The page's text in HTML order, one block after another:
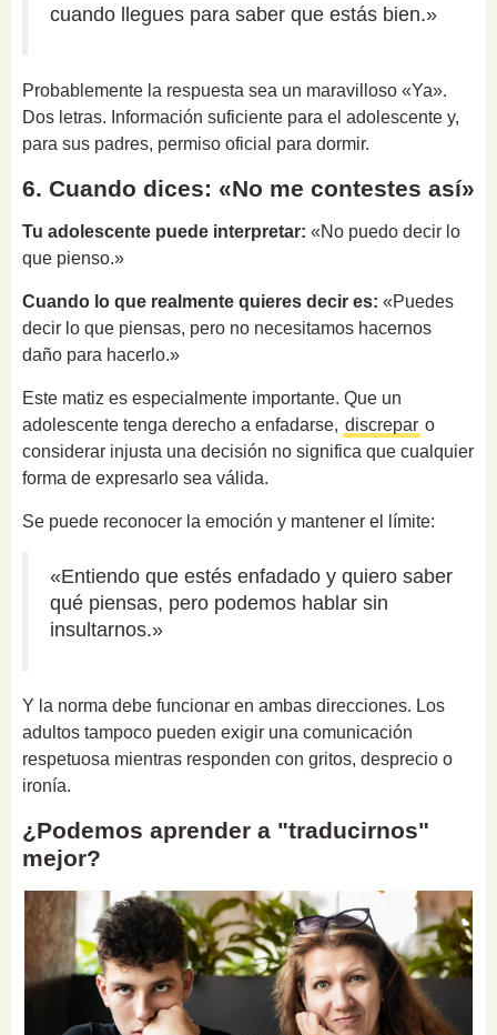
cuando llegues para saber que estás bien.»
Probablemente la respuesta sea un maravilloso «Ya».
Dos letras. Información suficiente para el adolescente y,
para sus padres, permiso oficial para dormir.
6. Cuando dices: «No me contestes así»
Tu adolescente puede interpretar: «No puedo decir lo
que pienso.»
Cuando lo que realmente quieres decir es: «Puedes
decir lo que piensas, pero no necesitamos hacernos
daño para hacerlo.»
Este matiz es especialmente importante. Que un
adolescente tenga derecho a enfadarse, discrepar o
considerar injusta una decisión no significa que cualquier
forma de expresarlo sea válida.
Se puede reconocer la emoción y mantener el límite:
«Entiendo que estés enfadado y quiero saber
qué piensas, pero podemos hablar sin
insultarnos.»
Y la norma debe funcionar en ambas direcciones. Los
adultos tampoco pueden exigir una comunicación
respetuosa mientras responden con gritos, desprecio o
ironía.
¿Podemos aprender a "traducirnos"
mejor?